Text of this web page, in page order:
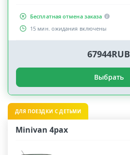
Бесплатная отмена заказа
15 мин. ожидания включены
67944RUB
Выбрать
ДЛЯ ПОЕЗДКИ С ДЕТЬМИ
Minivan 4pax